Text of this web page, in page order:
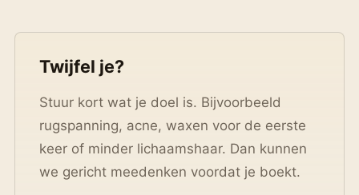
Twijfel je?
Stuur kort wat je doel is. Bijvoorbeeld
rugspanning, acne, waxen voor de eerste
keer of minder lichaamshaar. Dan kunnen
we gericht meedenken voordat je boekt.